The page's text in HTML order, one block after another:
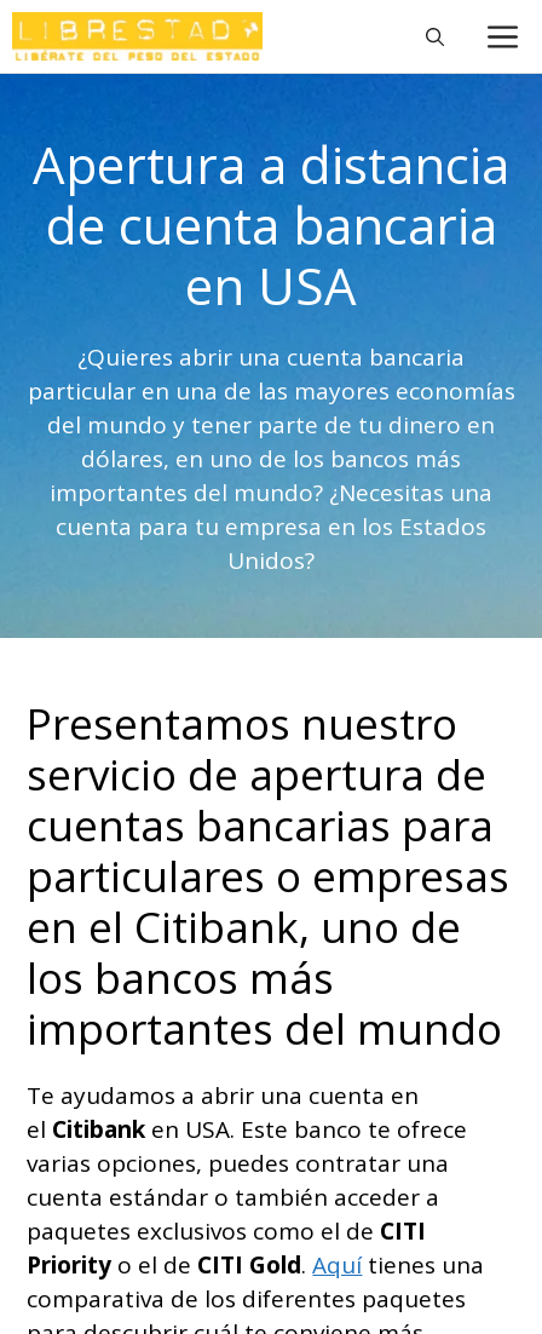
Saltar
al
contenido
Apertura a distancia
de cuenta bancaria
en USA
¿Quieres abrir una cuenta bancaria
particular en una de las mayores economías
del mundo y tener parte de tu dinero en
dólares, en uno de los bancos más
importantes del mundo? ¿Necesitas una
cuenta para tu empresa en los Estados
Unidos?
Presentamos nuestro
servicio de apertura de
cuentas bancarias para
particulares o empresas
en el Citibank, uno de
los bancos más
importantes del mundo
Te ayudamos a abrir una cuenta en
el Citibank en USA. Este banco te ofrece
varias opciones, puedes contratar una
cuenta estándar o también acceder a
paquetes exclusivos como el de CITI
Priority o el de CITI Gold.Aquítienes una
comparativa de los diferentes paquetes